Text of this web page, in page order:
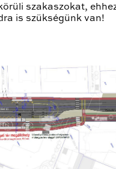
szakaszokat,
is szükségünk van!